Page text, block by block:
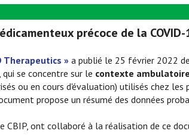
précoce de la
Therapeutics » a publié le 25 février 2022
qui se concentre sur le contexte ambulatoire
ou en cours d'évaluation) utilisés chez
propose un résumé des données
CBIP, ont collaboré à la réalisation de ce